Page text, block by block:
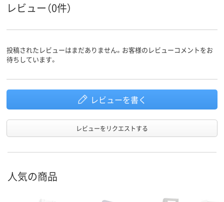
向き ヨコ
レビュー（0件）
投稿されたレビューはまだありません。お客様のレビューコメントをお
待ちしています。
レビューを書く
レビューをリクエストする
人気の商品